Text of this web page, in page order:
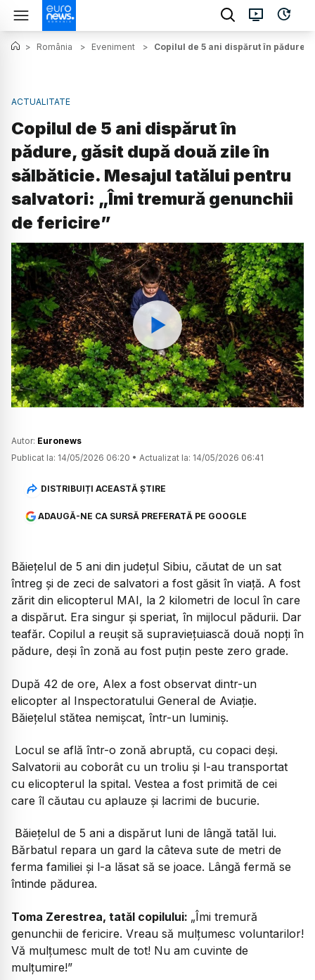
> România > Eveniment > Copilul de 5 ani dispărut în
ACTUALITATE
Copilul de 5 ani dispărut în
pădure, găsit după două zile în
sălbăticie. Mesajul tatălui pentru
salvatori: „Îmi tremură genunchii
de fericire”
Watch
Autor: Euronews
Publicat la: 14/05/2026 06:20 • Actualizat la: 14/05/2026 06:41
DISTRIBUIȚI ACEASTĂ ȘTIRE
ADAUGĂ-NE CA SURSĂ PREFERATĂ PE GOOGLE
Băiețelul de 5 ani din județul Sibiu, căutat de un sat
întreg și de zeci de salvatori a fost găsit în viață. A fost
zărit din elicopterul MAI, la 2 kilometri de locul în care
a dispărut. Era singur și speriat, în mijlocul pădurii. Dar
teafăr. Copilul a reușit să supraviețuiască două nopți în
pădure, deși în zonă au fost puțin peste zero grade.
După 42 de ore, Alex a fost observat dintr-un
elicopter al Inspectoratului General de Aviație.
Băiețelul stătea nemișcat, într-un luminiș.
Locul se află într-o zonă abruptă, cu copaci deși.
Salvatorii au coborât cu un troliu și l-au transportat
cu elicopterul la spital. Vestea a fost primită de cei
care îl căutau cu aplauze și lacrimi de bucurie.
Băiețelul de 5 ani a dispărut luni de lângă tatăl lui.
Bărbatul repara un gard la câteva sute de metri de
ferma familiei și l-a lăsat să se joace. Lângă fermă se
întinde pădurea.
Toma Zerestrea, tatăl copilului: „Îmi tremură
genunchii de fericire. Vreau să mulțumesc voluntarilor!
Vă mulțumesc mult de tot! Nu am cuvinte de
mulțumire!”